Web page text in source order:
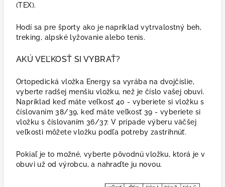
(TEX).
Hodí sa pre športy ako je napríklad vytrvalostný beh,
treking, alpské lyžovanie alebo tenis.
AKÚ VEĽKOSŤ SI VYBRAŤ?
Ortopedická vložka Energy sa vyrába na dvojčíslie,
vyberte radšej menšiu vložku, než je číslo vašej obuvi.
Napríklad keď máte veľkosť 40 - vyberiete si vložku s
číslovaním 38/39, keď máte veľkosť 39 - vyberiete si
vložku s číslovaním 36/37. V prípade výberu väčšej
veľkosti môžete vložku podľa potreby zastrihnúť.
Pokiaľ je to možné, vyberte pôvodnú vložku, ktorá je v
obuvi už od výrobcu, a nahraďte ju novou.